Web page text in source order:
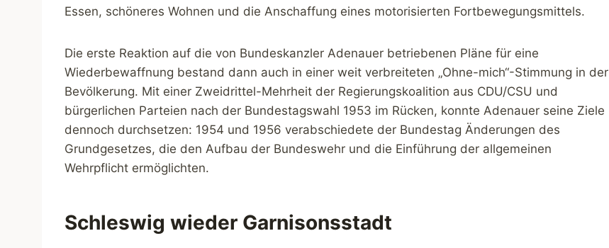
Essen, schöneres Wohnen und die Anschaffung eines motorisierten Fortbewegungsmittels.
Die erste Reaktion auf die von Bundeskanzler Adenauer betriebenen Pläne für eine
Wiederbewaffnung bestand dann auch in einer weit verbreiteten „Ohne-mich“-Stimmung in der
Bevölkerung. Mit einer Zweidrittel-Mehrheit der Regierungskoalition aus CDU/CSU und
bürgerlichen Parteien nach der Bundestagswahl 1953 im Rücken, konnte Adenauer seine Ziele
dennoch durchsetzen: 1954 und 1956 verabschiedete der Bundestag Änderungen des
Grundgesetzes, die den Aufbau der Bundeswehr und die Einführung der allgemeinen
Wehrpflicht ermöglichten.
Schleswig wieder Garnisonsstadt